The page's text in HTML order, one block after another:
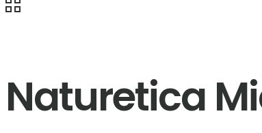
Naturetica